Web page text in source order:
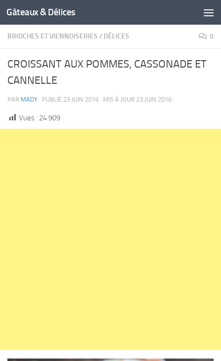
Gâteaux & Délices
BRIOCHES ET VIENNOISERIES / DÉLICES 0
CROISSANT AUX POMMES, CASSONADE ET
CANNELLE
PAR MADY · PUBLIÉ 23 JUIN 2016 · MIS À JOUR 23 JUIN 2016
Vues : 24 909